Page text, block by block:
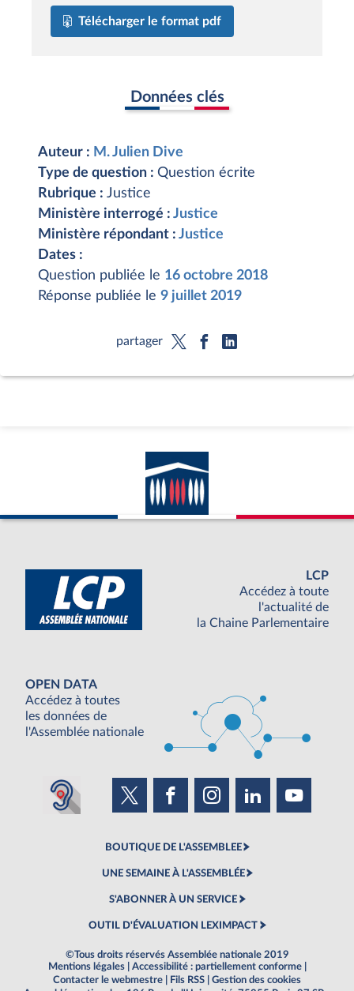
Télécharger le format pdf
Données clés
Auteur : M. Julien Dive
Type de question : Question écrite
Rubrique : Justice
Ministère interrogé : Justice
Ministère répondant : Justice
Dates :
Question publiée le 16 octobre 2018
Réponse publiée le 9 juillet 2019
partager
LCP
Accédez à toute
l'actualité de
la Chaine Parlementaire
OPEN DATA
Accédez à toutes
les données de
l'Assemblée nationale
BOUTIQUE DE L'ASSEMBLEE
UNE SEMAINE À L'ASSEMBLÉE
S'ABONNER À UN SERVICE
OUTIL D'ÉVALUATION LEXIMPACT
©Tous droits réservés Assemblée nationale 2019
Mentions légales
Accessibilité : partiellement conforme
Contacter le webmestre
Fils RSS
Gestion des cookies